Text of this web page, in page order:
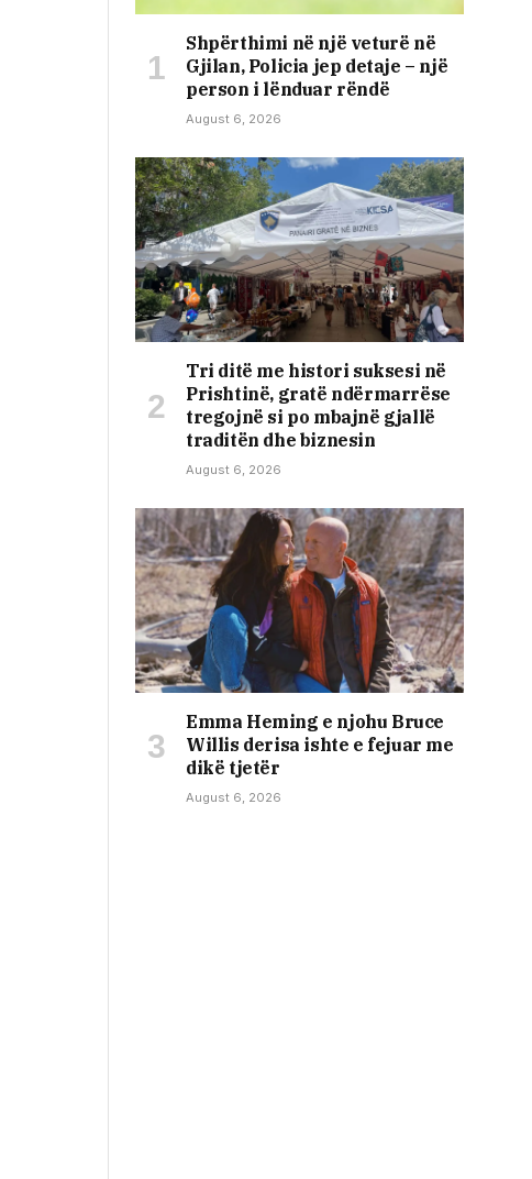
Shpërthimi në një veturë në
Gjilan, Policia jep detaje – një
person i lënduar rëndë
August 6, 2026
Tri ditë me histori suksesi në
Prishtinë, gratë ndërmarrëse
tregojnë si po mbajnë gjallë
traditën dhe biznesin
August 6, 2026
Emma Heming e njohu Bruce
Willis derisa ishte e fejuar me
dikë tjetër
August 6, 2026